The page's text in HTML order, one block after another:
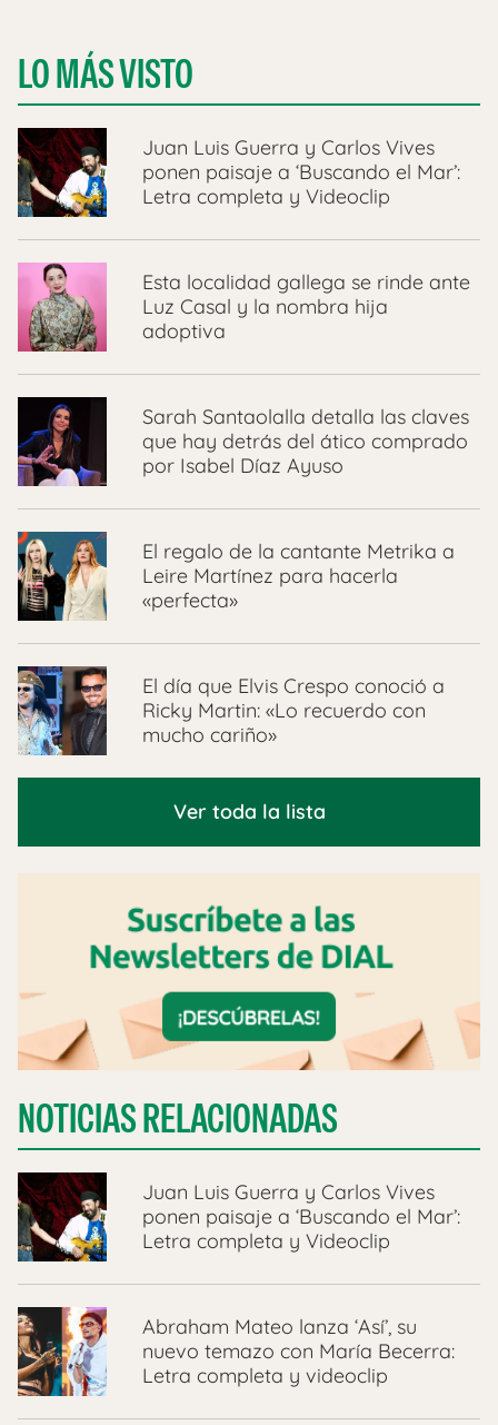
LO MÁS VISTO
Juan Luis Guerra y Carlos Vives
ponen paisaje a ‘Buscando el Mar’:
Letra completa y Videoclip
Esta localidad gallega se rinde ante
Luz Casal y la nombra hija
adoptiva
Sarah Santaolalla detalla las claves
que hay detrás del ático comprado
por Isabel Díaz Ayuso
El regalo de la cantante Metrika a
Leire Martínez para hacerla
«perfecta»
El día que Elvis Crespo conoció a
Ricky Martin: «Lo recuerdo con
mucho cariño»
Ver toda la lista
NOTICIAS RELACIONADAS
Juan Luis Guerra y Carlos Vives
ponen paisaje a ‘Buscando el Mar’:
Letra completa y Videoclip
Abraham Mateo lanza ‘Así’, su
nuevo temazo con María Becerra:
Letra completa y videoclip